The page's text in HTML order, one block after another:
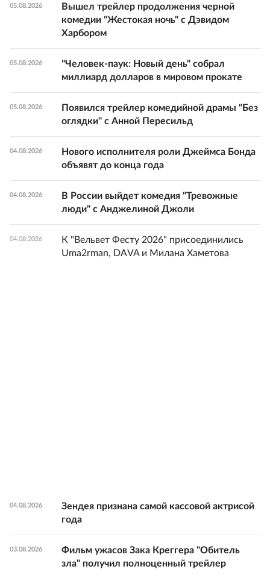
05.08.2026
Вышел трейлер продолжения черной
комедии "Жестокая ночь" с Дэвидом
Харбором
05.08.2026
"Человек-паук: Новый день" собрал
миллиард долларов в мировом прокате
05.08.2026
Появился трейлер комедийной драмы "Без
оглядки" с Анной Пересильд
04.08.2026
Нового исполнителя роли Джеймса Бонда
объявят до конца года
04.08.2026
В России выйдет комедия "Тревожные
люди" с Анджелиной Джоли
04.08.2026
К "Вельвет Фесту 2026" присоединились
Uma2rman, DAVA и Милана Хаметова
04.08.2026
Зендея признана самой кассовой актрисой
года
03.08.2026
Фильм ужасов Зака Креггера "Обитель
зла" получил полноценный трейлер